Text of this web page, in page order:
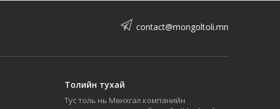
contact@mongoltoli.mn
Толийн тухай
Тус толь нь Мөнхгал компанийн